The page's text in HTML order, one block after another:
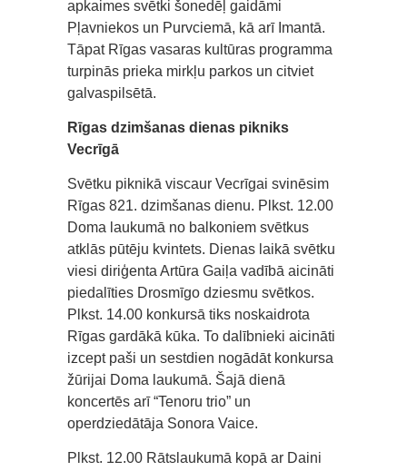
apkaimes svētki šonedēļ gaidāmi
Pļavniekos un Purvciemā, kā arī Imantā.
Tāpat Rīgas vasaras kultūras programma
turpinās prieka mirkļu parkos un citviet
galvaspilsētā.
Rīgas dzimšanas dienas pikniks
Vecrīgā
Svētku piknikā viscaur Vecrīgai svinēsim
Rīgas 821. dzimšanas dienu. Plkst. 12.00
Doma laukumā no balkoniem svētkus
atklās pūtēju kvintets. Dienas laikā svētku
viesi diriģenta Artūra Gaiļa vadībā aicināti
piedalīties Drosmīgo dziesmu svētkos.
Plkst. 14.00 konkursā tiks noskaidrota
Rīgas gardākā kūka. To dalībnieki aicināti
izcept paši un sestdien nogādāt konkursa
žūrijai Doma laukumā. Šajā dienā
koncertēs arī “Tenoru trio” un
operdziedātāja Sonora Vaice.
Plkst. 12.00 Rātslaukumā kopā ar Daini